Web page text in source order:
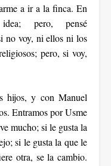
a ir a la finca. En
pero, pensé
no voy, ni ellos ni los
pero, si voy,
hijos, y con Manuel
Entramos por Usme
mucho; si le gusta la
si le gusta la que le
otra, se la cambio.